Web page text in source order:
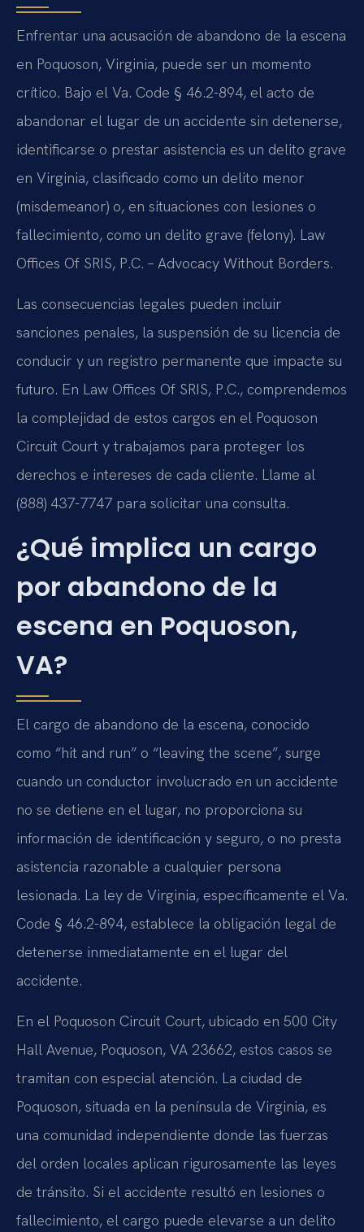
Enfrentar una acusación de abandono de la escena
en Poquoson, Virginia, puede ser un momento
crítico. Bajo el Va. Code § 46.2-894, el acto de
abandonar el lugar de un accidente sin detenerse,
identificarse o prestar asistencia es un delito grave
en Virginia, clasificado como un delito menor
(misdemeanor) o, en situaciones con lesiones o
fallecimiento, como un delito grave (felony). Law
Offices Of SRIS, P.C. – Advocacy Without Borders.
Las consecuencias legales pueden incluir
sanciones penales, la suspensión de su licencia de
conducir y un registro permanente que impacte su
futuro. En Law Offices Of SRIS, P.C., comprendemos
la complejidad de estos cargos en el Poquoson
Circuit Court y trabajamos para proteger los
derechos e intereses de cada cliente. Llame al
(888) 437-7747 para solicitar una consulta.
¿Qué implica un cargo
por abandono de la
escena en Poquoson,
VA?
El cargo de abandono de la escena, conocido
como “hit and run” o “leaving the scene”, surge
cuando un conductor involucrado en un accidente
no se detiene en el lugar, no proporciona su
información de identificación y seguro, o no presta
asistencia razonable a cualquier persona
lesionada. La ley de Virginia, específicamente el Va.
Code § 46.2-894, establece la obligación legal de
detenerse inmediatamente en el lugar del
accidente.
En el Poquoson Circuit Court, ubicado en 500 City
Hall Avenue, Poquoson, VA 23662, estos casos se
tramitan con especial atención. La ciudad de
Poquoson, situada en la península de Virginia, es
una comunidad independiente donde las fuerzas
del orden locales aplican rigurosamente las leyes
de tránsito. Si el accidente resultó en lesiones o
fallecimiento, el cargo puede elevarse a un delito